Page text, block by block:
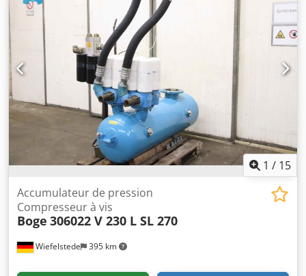
1 / 15
Wiefelstede 395 km
Accumulateur de pression
Compresseur à vis
Boge 306022 V 230 L SL 270